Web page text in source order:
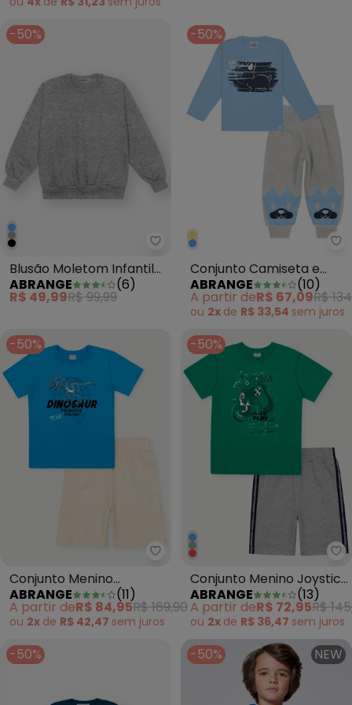
-50%
Abrange - Blusão Moletom
Blusão Moletom Infantil
Menino Cinza
ABRANGE (6)
R$ 49,99R$ 99,99
-50%
Conjunto Camiseta e
Calça Dog Baby Azul
ABRANGE (10)
A partir deR$ 67,09R$
ou 2x de R$ 33,54 sem juros
-50%
Abrange - Conjunto Menino
Conjunto Menino
Dinossauro Azul
ABRANGE (11)
A partir deR$ 84,95R$ 169,90
ou 2x de R$ 42,47 sem juros
-50%
Conjunto Menino Joystick
Cinza
ABRANGE (13)
A partir deR$ 72,95R$
ou 2x de R$ 36,47 sem juros
-50% -50% NEW